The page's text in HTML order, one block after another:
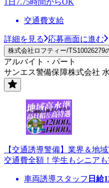
交通費支給
詳細を見る 応募画面に進む
株式会社ロフティー/TS10026279
アルバイト・パート
サンエス警備保障株式会社
【交通誘導警備】業界＆地
交通費全額！学生もシニア
車両誘導スタッフ 日給